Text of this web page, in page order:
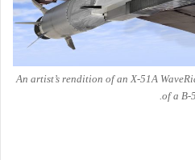
An artist’s rendition of an X-51A
of a B-